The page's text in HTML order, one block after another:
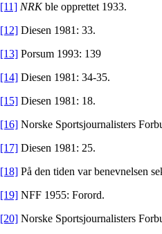
[11] NRKble opprettet 1933.
[12] Diesen 1981: 33.
[13] Porsum 1993: 139
[14] Diesen 1981: 34-35.
[15] Diesen 1981: 18.
[16] Norske Sportsjournalisters
[17] Diesen 1981: 25.
[18] På den tiden var benevnelsen
[19] NFF 1955: Forord.
[20] Norske Sportsjournalisters